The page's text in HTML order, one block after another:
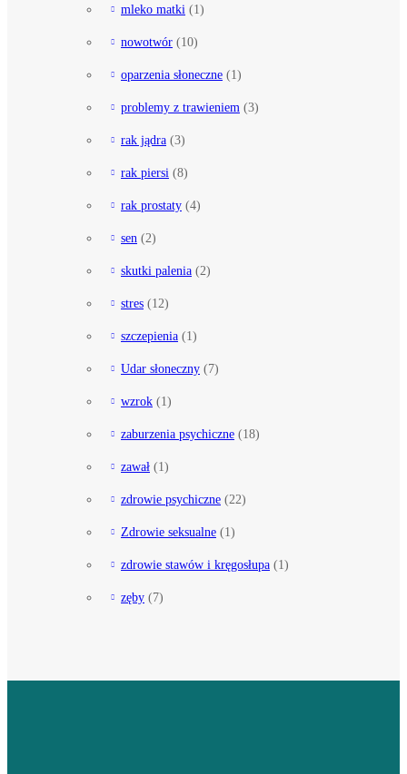
mleko matki (1)
nowotwór (10)
oparzenia słoneczne (1)
problemy z trawieniem (3)
rak jądra (3)
rak piersi (8)
rak prostaty (4)
sen (2)
skutki palenia (2)
stres (12)
szczepienia (1)
Udar słoneczny (7)
wzrok (1)
zaburzenia psychiczne (18)
zawał (1)
zdrowie psychiczne (22)
Zdrowie seksualne (1)
zdrowie stawów i kręgosłupa (1)
zęby (7)